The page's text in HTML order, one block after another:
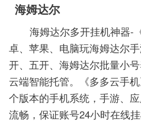
海姆达尔
海姆达尔多开挂机神器-
卓、苹果、电脑玩海姆达尔
开、五开、海姆达尔批量小
云端智能托管。《多多云手
个版本的手机系统，手游、
流畅，保证账号24小时在线挂